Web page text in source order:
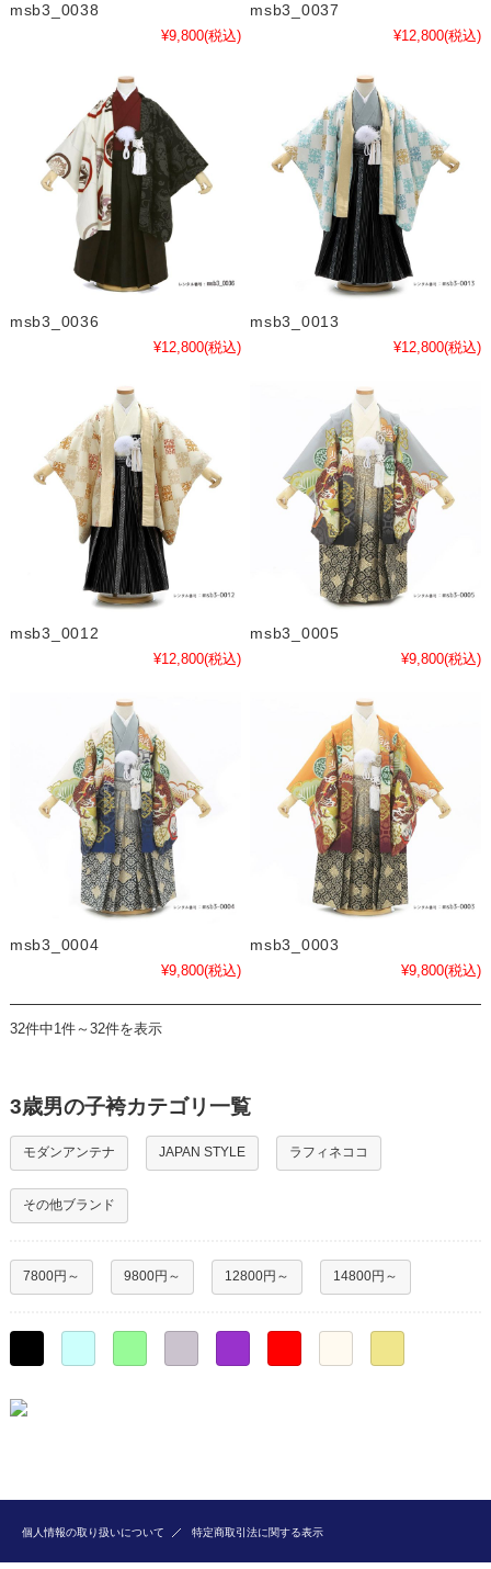
msb3_0038
¥9,800(税込)
msb3_0037
¥12,800(税込)
msb3_0036
¥12,800(税込)
msb3_0013
¥12,800(税込)
msb3_0012
¥12,800(税込)
msb3_0005
¥9,800(税込)
msb3_0004
¥9,800(税込)
msb3_0003
¥9,800(税込)
32件中1件～32件を表示
3歳男の子袴カテゴリ一覧
モダンアンテナ JAPAN STYLE ラフィネココ
その他ブランド
7800円～ 9800円～ 12800円～ 14800円～
個人情報の取り扱いについて 特定商取引法に関する表示